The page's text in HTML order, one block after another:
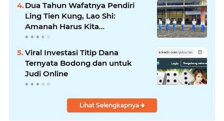
Dua Tahun Wafatnya Pendiri
Ling Tien Kung, Lao Shi:
Amanah Harus Kita
Laksanakan!
Viral Investasi Titip Dana
Ternyata Bodong dan untuk
Judi Online
Lihat Selengkapnya